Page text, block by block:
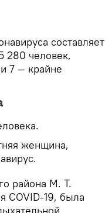
составляет
280 человек,
7 — крайне
женщина,
района М. Т.
COVID-19, была